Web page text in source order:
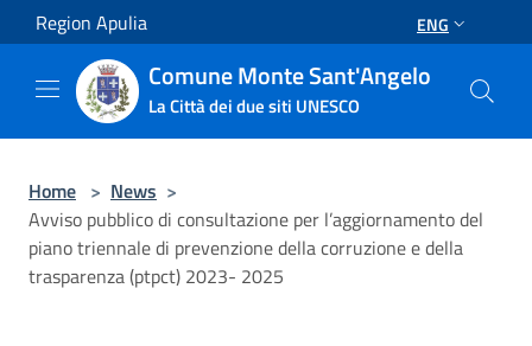
Salta al contenuto principale
Region Apulia ENG
Comune Monte Sant'Angelo
La Città dei due siti UNESCO
Home > News >
Avviso pubblico di consultazione per l’aggiornamento del
piano triennale di prevenzione della corruzione e della
trasparenza (ptpct) 2023- 2025